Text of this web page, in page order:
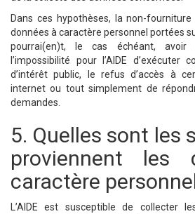
Dans ces hypothèses, la non-
données à caractère personnel portées
pourrai(en)t, le cas échéant, avoir
l’impossibilité pour l’AIDE d’exécuter
d’intérêt public, le refus d’accès à
internet ou tout simplement de
demandes.
5. Quelles sont les
proviennent les
caractère
L’AIDE est susceptible de collecter